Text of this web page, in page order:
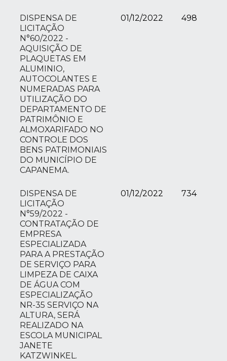
DISPENSA DE
LICITAÇÃO
N°60/2022 -
AQUISIÇÃO DE
PLAQUETAS EM
ALUMINIO,
AUTOCOLANTES E
NUMERADAS PARA
UTILIZAÇÃO DO
DEPARTAMENTO DE
PATRIMÔNIO E
ALMOXARIFADO NO
CONTROLE DOS
BENS PATRIMONIAIS
DO MUNICÍPIO DE
CAPANEMA.
01/12/2022 498
DISPENSA DE
LICITAÇÃO
N°59/2022 -
CONTRATAÇÃO DE
EMPRESA
ESPECIALIZADA
PARA A PRESTAÇÃO
DE SERVIÇO PARA
LIMPEZA DE CAIXA
DE ÁGUA COM
ESPECIALIZAÇÃO
NR-35 SERVIÇO NA
ALTURA, SERÁ
REALIZADO NA
ESCOLA MUNICIPAL
JANETE
KATZWINKEL.
01/12/2022 734